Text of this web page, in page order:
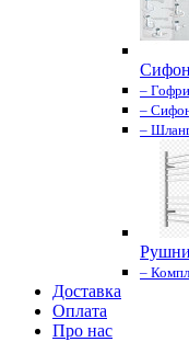
–
–
–
–
Доставка
Оплата
Про нас